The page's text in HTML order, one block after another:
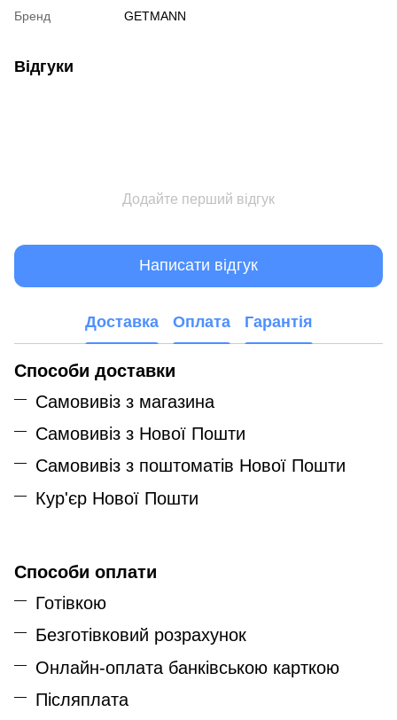
Бренд
GETMANN
Відгуки
Додайте перший відгук
Написати відгук
Доставка Оплата Гарантія
Способи доставки
Самовивіз з магазина
Самовивіз з Нової Пошти
Самовивіз з поштоматів Нової Пошти
Кур'єр Нової Пошти
Способи оплати
Готівкою
Безготівковий розрахунок
Онлайн-оплата банківською карткою
Післяплата